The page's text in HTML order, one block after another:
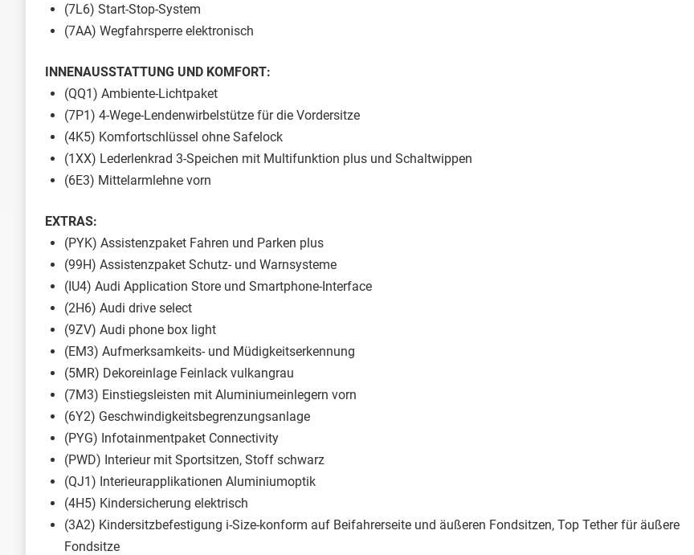
(7L6) Start-Stop-System
(7AA) Wegfahrsperre elektronisch
INNENAUSSTATTUNG UND KOMFORT:
(QQ1) Ambiente-Lichtpaket
(7P1) 4-Wege-Lendenwirbelstütze für die Vordersitze
(4K5) Komfortschlüssel ohne Safelock
(1XX) Lederlenkrad 3-Speichen mit Multifunktion plus und Schaltwippen
(6E3) Mittelarmlehne vorn
EXTRAS:
(PYK) Assistenzpaket Fahren und Parken plus
(99H) Assistenzpaket Schutz- und Warnsysteme
(IU4) Audi Application Store und Smartphone-Interface
(2H6) Audi drive select
(9ZV) Audi phone box light
(EM3) Aufmerksamkeits- und Müdigkeitserkennung
(5MR) Dekoreinlage Feinlack vulkangrau
(7M3) Einstiegsleisten mit Aluminiumeinlegern vorn
(6Y2) Geschwindigkeitsbegrenzungsanlage
(PYG) Infotainmentpaket Connectivity
(PWD) Interieur mit Sportsitzen, Stoff schwarz
(QJ1) Interieurapplikationen Aluminiumoptik
(4H5) Kindersicherung elektrisch
(3A2) Kindersitzbefestigung i-Size-konform auf Beifahrerseite und äußeren Fondsitzen, Top Tether für äußere
Fondsitze